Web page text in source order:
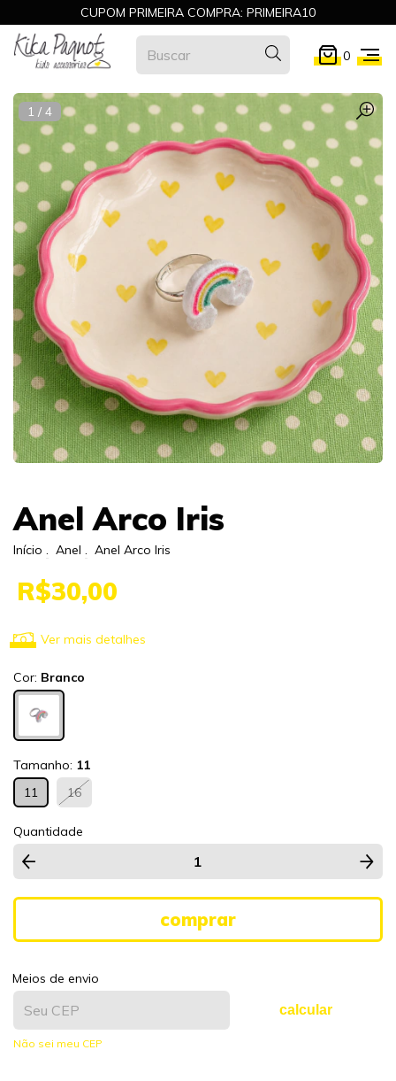
CUPOM PRIMEIRA COMPRA: PRIMEIRA10
0
Anel Arco Iris
Início . Anel . Anel Arco Iris
R$30,00
Ver mais detalhes
Cor: Branco
Tamanho: 11
11
16
Quantidade
Meios de envio
calcular
Não sei meu CEP
1 / 4